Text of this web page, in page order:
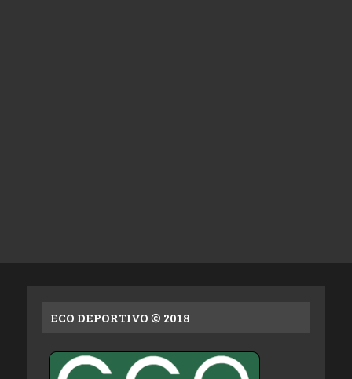
ECO DEPORTIVO © 2018